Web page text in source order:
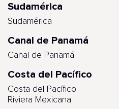
Sudamérica
Sudamérica
Canal de Panamá
Canal de Panamá
Costa del Pacífico
Costa del Pacífico
Riviera Mexicana